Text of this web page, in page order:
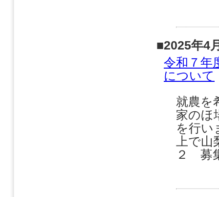
■2025年4
令和７年
について
就農を
家のほ
を行
上で
２ 募